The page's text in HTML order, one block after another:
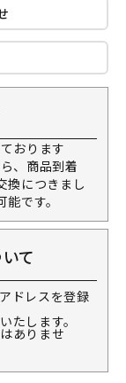
おります
、商品到着
換につきまし
です。
て
ドレスを登録
たします。
ありませ